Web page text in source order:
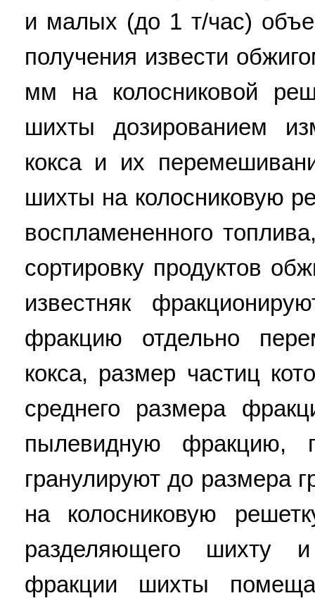
и малых (до 1 т/час)
получения извести
мм на колосниковой
шихты дозированием
кокса и их
шихты на колосниковую
воспламененного
сортировку продуктов
известняк
фракцию отдельно
кокса, размер частиц
среднего размера
пылевидную фракцию,
гранулируют до размера
на колосниковую
разделяющего шихту
фракции шихты